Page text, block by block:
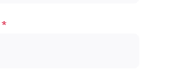
*